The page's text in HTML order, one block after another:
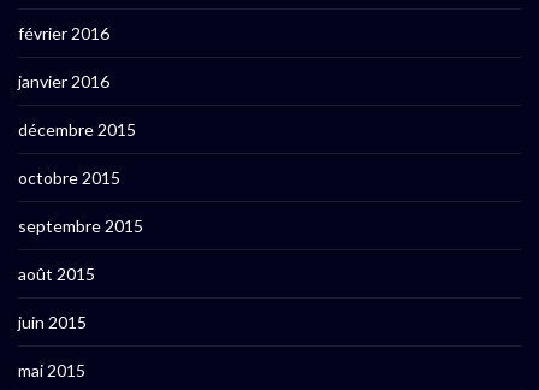
février 2016
janvier 2016
décembre 2015
octobre 2015
septembre 2015
août 2015
juin 2015
mai 2015